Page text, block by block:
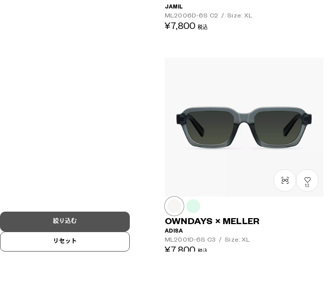
絞り込む
リセット
JAMIL
ML2006D-6S C2 / Size: XL
¥7,800 税込
13
OWNDAYS × MELLER
ADISA
ML2001D-6S C3 / Size: XL
¥7,800 税込